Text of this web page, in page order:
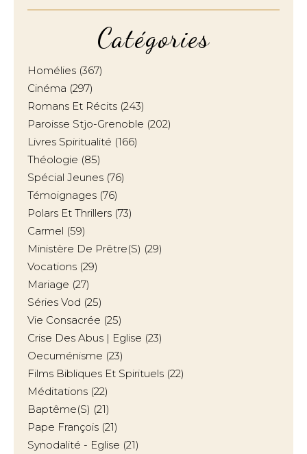
Catégories
Homélies (367)
Cinéma (297)
Romans Et Récits (243)
Paroisse Stjo-Grenoble (202)
Livres Spiritualité (166)
Théologie (85)
Spécial Jeunes (76)
Témoignages (76)
Polars Et Thrillers (73)
Carmel (59)
Ministère De Prêtre(s) (29)
Vocations (29)
Mariage (27)
Séries Vod (25)
Vie Consacrée (25)
Crise Des Abus | Eglise (23)
Oecuménisme (23)
Films Bibliques Et Spirituels (22)
Méditations (22)
Baptême(s) (21)
Pape François (21)
Synodalité - Eglise (21)